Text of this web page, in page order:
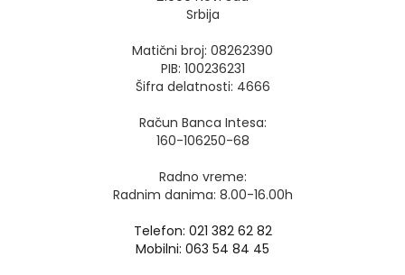
Srbija
Matični broj: 08262390
PIB: 100236231
Šifra delatnosti: 4666
Račun Banca Intesa:
160-106250-68
Radno vreme:
Radnim danima: 8.00-16.00h
Telefon: 021 382 62 82
Mobilni: 063 54 84 45